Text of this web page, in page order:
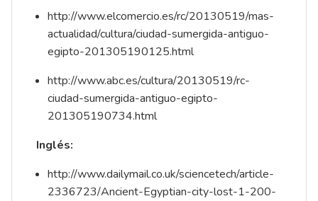
http://www.elcomercio.es/rc/20130519/mas-
actualidad/cultura/ciudad-sumergida-antiguo-
egipto-201305190125.html
http://www.abc.es/cultura/20130519/rc-
ciudad-sumergida-antiguo-egipto-
201305190734.html
Inglés:
http://www.dailymail.co.uk/sciencetech/article-
2336723/Ancient-Egyptian-city-lost-1-200-